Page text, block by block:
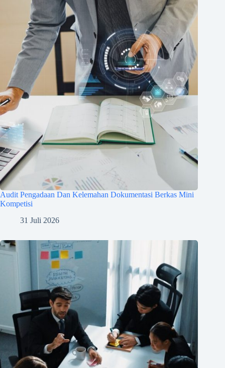
Audit Pengadaan Dan Kelemahan Dokumentasi Berkas Mini
Kompetisi
31 Juli 2026